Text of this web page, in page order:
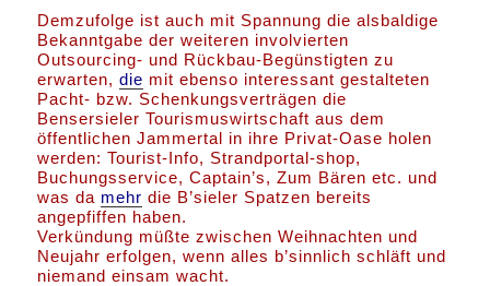
Demzufolge ist auch mit Spannung die alsbaldige
Bekanntgabe der weiteren involvierten
Outsourcing- und Rückbau-Begünstigten zu
erwarten,die mit ebenso interessant gestalteten
Pacht- bzw. Schenkungsverträgen die
Bensersieler Tourismuswirtschaft aus dem
öffentlichen Jammertal in ihre Privat-Oase holen
werden: Tourist-Info, Strandportal-shop,
Buchungsservice, Captain’s, Zum Bären etc. und
was da mehr die B’sieler Spatzen bereits
angepfiffen haben.
Verkündung müßte zwischen Weihnachten und
Neujahr erfolgen, wenn alles b’sinnlich schläft und
niemand einsam wacht.